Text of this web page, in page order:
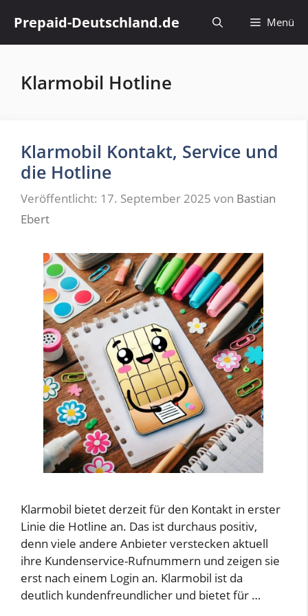
Inhalt
springen
Prepaid-Deutschland.de Menü
Klarmobil Hotline
Klarmobil Kontakt, Service und
die Hotline
Veröffentlicht: 17. September 2025 von Bastian
Ebert
Klarmobil bietet derzeit für den Kontakt in erster
Linie die Hotline an. Das ist durchaus positiv,
denn viele andere Anbieter verstecken aktuell
ihre Kundenservice-Rufnummern und zeigen sie
erst nach einem Login an. Klarmobil ist da
deutlich kundenfreundlicher und bietet für …